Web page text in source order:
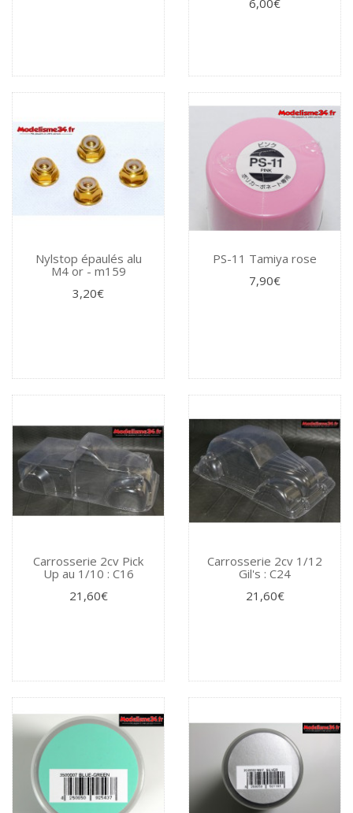
Nylstop épaulés alu
M4 or - m159
3,20€
PS-11 Tamiya rose
7,90€
Carrosserie 2cv Pick
Up au 1/10 : C16
21,60€
Carrosserie 2cv 1/12
Gil's : C24
21,60€